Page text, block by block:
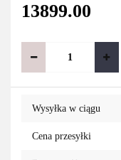
13899.00
Wysyłka w ciągu
Cena przesyłki